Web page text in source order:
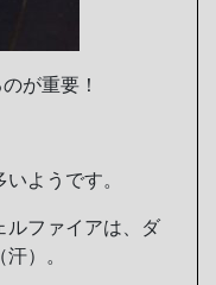
が重要！
ようです。
ファイアは、ダ
）。